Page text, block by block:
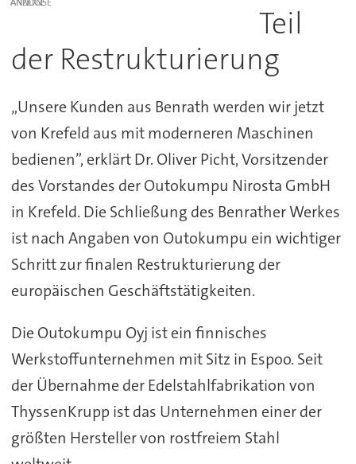
ANZEIGE
Teil
der Restrukturierung
„Unsere Kunden aus Benrath werden wir jetzt
von Krefeld aus mit moderneren Maschinen
bedienen”, erklärt Dr. Oliver Picht, Vorsitzender
des Vorstandes der Outokumpu Nirosta GmbH
in Krefeld. Die Schließung des Benrather Werkes
ist nach Angaben von Outokumpu ein wichtiger
Schritt zur finalen Restrukturierung der
europäischen Geschäftstätigkeiten.
Die Outokumpu Oyj ist ein finnisches
Werkstoffunternehmen mit Sitz in Espoo. Seit
der Übernahme der Edelstahlfabrikation von
ThyssenKrupp ist das Unternehmen einer der
größten Hersteller von rostfreiem Stahl